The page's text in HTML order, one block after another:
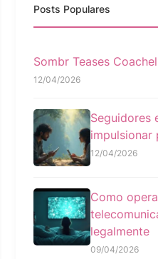
Posts Populares
Sombr Teases
12/04/2026
Seguidores
impulsionar
12/04/2026
Como
legalmente
09/04/2026